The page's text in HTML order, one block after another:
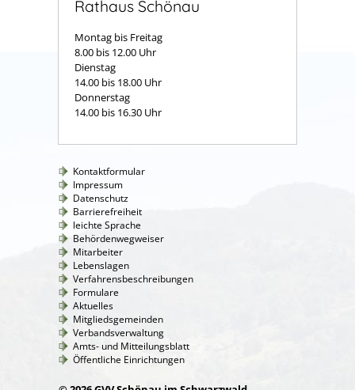
Rathaus Schönau
Montag bis Freitag
8.00 bis 12.00 Uhr
Dienstag
14.00 bis 18.00 Uhr
Donnerstag
14.00 bis 16.30 Uhr
Kontaktformular
Impressum
Datenschutz
Barrierefreiheit
leichte Sprache
Behördenwegweiser
Mitarbeiter
Lebenslagen
Verfahrensbeschreibungen
Formulare
Aktuelles
Mitgliedsgemeinden
Verbandsverwaltung
Amts- und Mitteilungsblatt
Öffentliche Einrichtungen